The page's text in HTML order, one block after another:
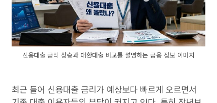
신용대출 금리 상승과 대환대출 비교를 설명하는 금융 정보 이미지
최근 들어 신용대출 금리가 예상보다 빠르게 오르면서